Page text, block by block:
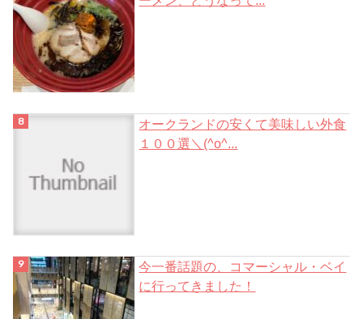
オークランドの安くて美味しい外食
１００選＼(^o^...
今一番話題の、コマーシャル・ベイ
に行ってきました！